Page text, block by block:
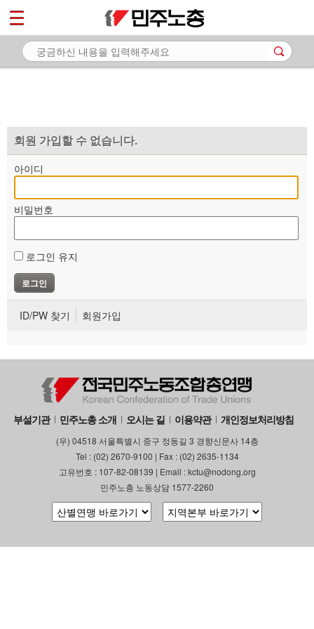
회원 가입할 수 없습니다.
아이디
비밀번호
로그인 유지
ID/PW 찾기 회원가입
부설기관 민주노총 소개 오시는 길 이용약관 개인정보처리방침
(우) 04518 서울특별시 중구 정동길 3 경향신문사 14층
Tel : (02) 2670-9100 | Fax : (02) 2635-1134
고유번호 : 107-82-08139 | Email : kctu@nodong.org
민주노총 노동상담 1577-2260
마이페이지
소개
자료
부설기관